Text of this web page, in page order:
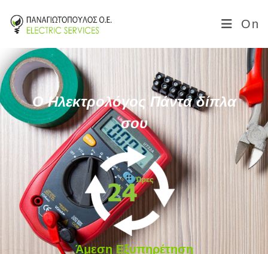
On
Ο Ηλεκτρολόγος Πάντα δίπλα
σου
Άμεση Εξυπηρέτηση